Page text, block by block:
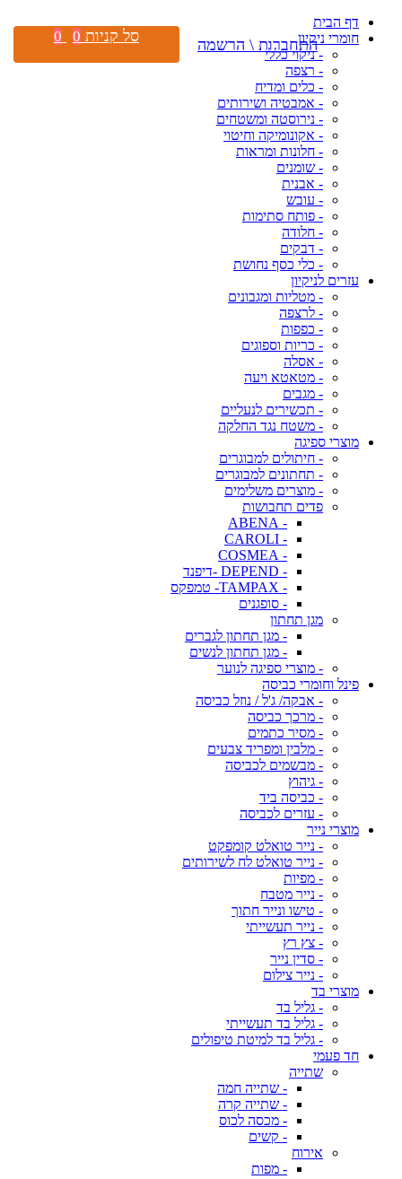
דף הבית
חומרי ניקיון
- ניקוי כללי
- רצפה
- כלים ומדיח
- אמבטיה ושירותים
- נירוסטה ומשטחים
- אקונומיקה וחיטוי
- חלונות ומראות
- שומנים
- אבנית
- עובש
- פותח סתימות
- חלודה
- דבקים
- כלי כסף נחושת
עזרים לניקיון
- מטליות ומגבונים
- לרצפה
- כפפות
- כריות וספוגים
- אסלה
- מטאטא ויעה
- מגבים
- תכשירים לנעליים
- משטח נגד החלקה
מוצרי ספיגה
- חיתולים למבוגרים
- תחתונים למבוגרים
- מוצרים משלימים
פדים תחבושות
- ABENA
- CAROLI
- COSMEA
- DEPEND -דיפנד
- TAMPAX- טמפקס
- סופגנים
מגן תחתון
- מגן תחתון לגברים
- מגן תחתון לנשים
- מוצרי ספיגה לנוער
פינל וחומרי כביסה
- אבקה/ ג'ל / נוזל כביסה
- מרכך כביסה
- מסיר כתמים
- מלבין ומפריד צבעים
- מבשמים לכביסה
- גיהוץ
- כביסה ביד
- עזרים לכביסה
מוצרי נייר
- נייר טואלט קומפקט
- נייר טואלט לח לשירותים
- מפיות
- נייר מטבח
- טישו ונייר חתוך
- נייר תעשייתי
- צץ רץ
- סדין נייר
- נייר צילום
מוצרי בד
- גליל בד
- גליל בד תעשייתי
- גליל בד למיטת טיפולים
חד פעמי
שתייה
- שתייה חמה
- שתייה קרה
- מכסה לכוס
- קשים
אירוח
- מפות
התחברות \ הרשמה סל קניות 0
0